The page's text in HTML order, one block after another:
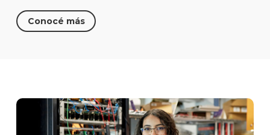
Conocé más